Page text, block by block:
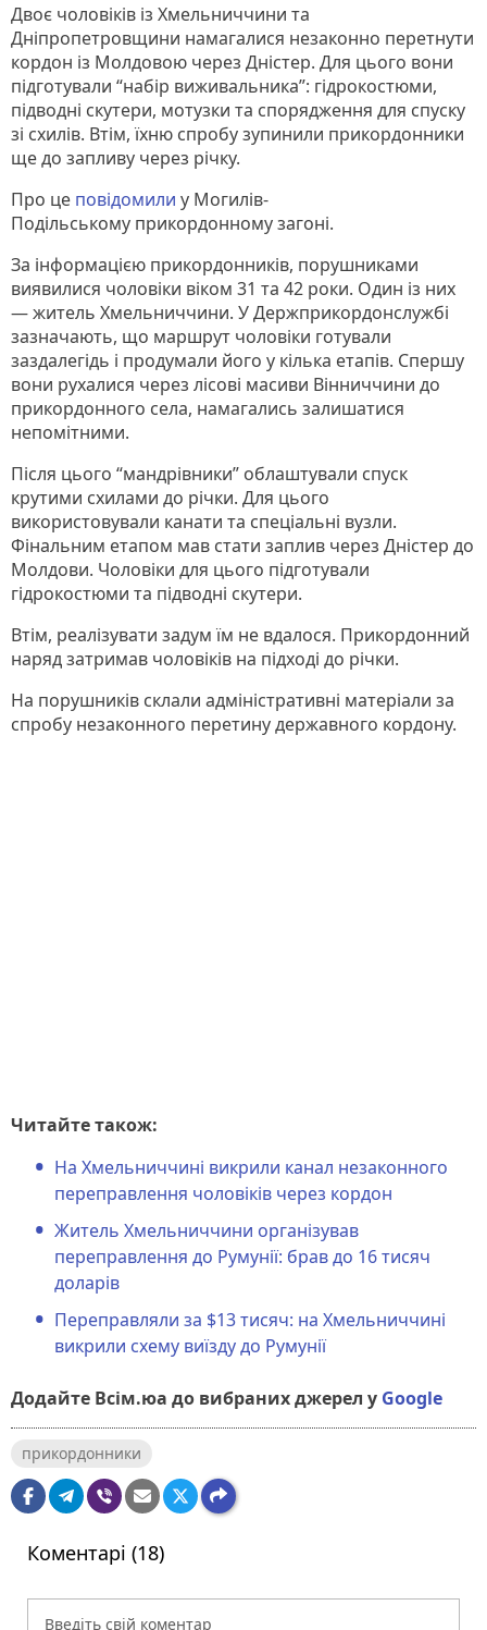
Двоє чоловіків із Хмельниччини та
Дніпропетровщини намагалися незаконно перетнути
кордон із Молдовою через Дністер. Для цього вони
підготували “набір виживальника”: гідрокостюми,
підводні скутери, мотузки та спорядження для спуску
зі схилів. Втім, їхню спробу зупинили прикордонники
ще до запливу через річку.
Про це повідомили у Могилів-
Подільському прикордонному загоні.
За інформацією прикордонників, порушниками
виявилися чоловіки віком 31 та 42 роки. Один із них
— житель Хмельниччини. У Держприкордонслужбі
зазначають, що маршрут чоловіки готували
заздалегідь і продумали його у кілька етапів. Спершу
вони рухалися через лісові масиви Вінниччини до
прикордонного села, намагались залишатися
непомітними.
Після цього “мандрівники” облаштували спуск
крутими схилами до річки. Для цього
використовували канати та спеціальні вузли.
Фінальним етапом мав стати заплив через Дністер до
Молдови. Чоловіки для цього підготували
гідрокостюми та підводні скутери.
Втім, реалізувати задум їм не вдалося. Прикордонний
наряд затримав чоловіків на підході до річки.
На порушників склали адміністративні матеріали за
спробу незаконного перетину державного кордону.
Читайте також:
На Хмельниччині викрили канал незаконного
переправлення чоловіків через кордон
Житель Хмельниччини організував
переправлення до Румунії: брав до 16 тисяч
доларів
Переправляли за $13 тисяч: на Хмельниччині
викрили схему виїзду до Румунії
Додайте Всім.юа до вибраних джерел у Google
прикордонники
Коментарі (18)